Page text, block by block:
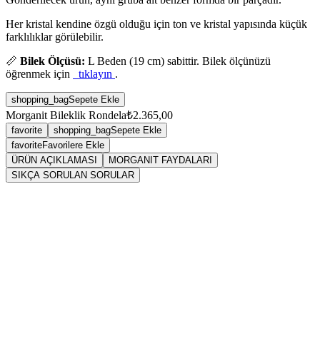
Her kristal kendine özgü olduğu için ton ve kristal yapısında küçük
farklılıklar görülebilir.
📏 Bilek Ölçüsü: L Beden (19 cm) sabittir. Bilek ölçünüzü
öğrenmek için
tıklayın .
shopping_bagSepete Ekle
Morganit Bileklik Rondela₺2.365,00
favorite shopping_bagSepete Ekle
favoriteFavorilere Ekle
ÜRÜN AÇIKLAMASI
MORGANIT FAYDALARI
SIKÇA SORULAN SORULAR